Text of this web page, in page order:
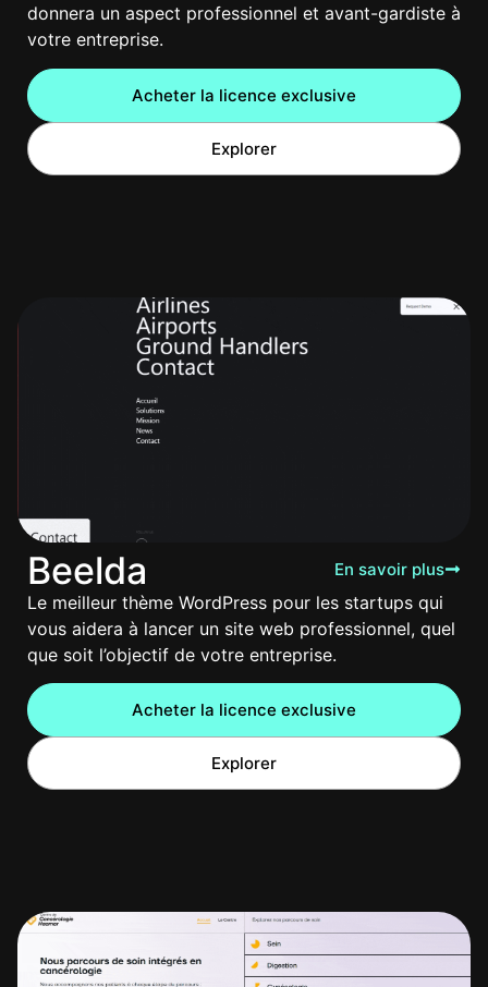
donnera un aspect professionnel et avant-gardiste à
votre entreprise.
Acheter la licence exclusive
Explorer
Beelda En savoir plus
Le meilleur thème WordPress pour les startups qui
vous aidera à lancer un site web professionnel, quel
que soit l’objectif de votre entreprise.
Acheter la licence exclusive
Explorer